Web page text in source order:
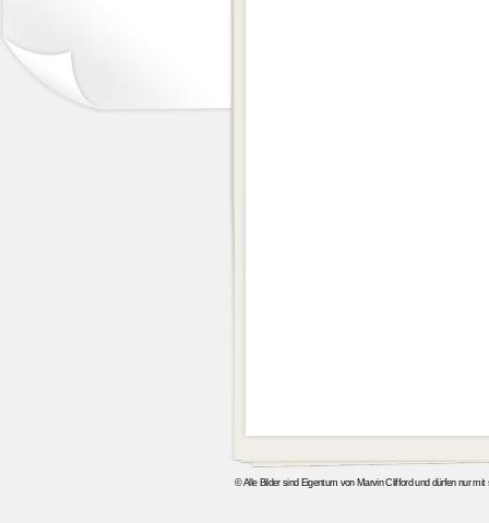
© Alle Bilder sind Eigentum von Marvin Clifford und dürfen nur